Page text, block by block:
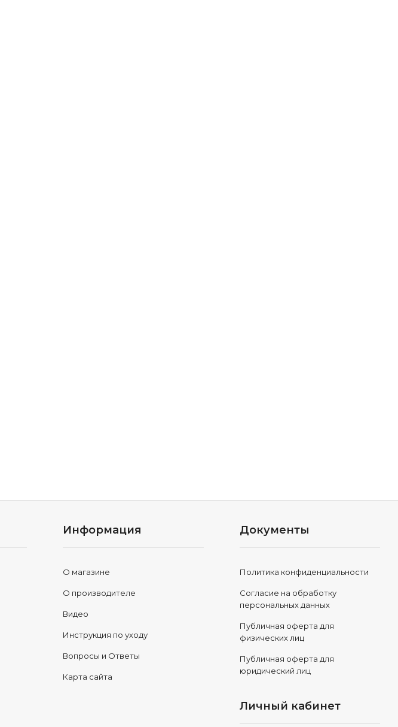
Информация
О магазине
О производителе
Видео
Инструкция по уходу
Вопросы и Ответы
Карта сайта
Документы
Политика конфиденциальности
Согласие на обработку
персональных данных
Публичная оферта для
физических лиц
Публичная оферта для
юридический лиц
Личный кабинет